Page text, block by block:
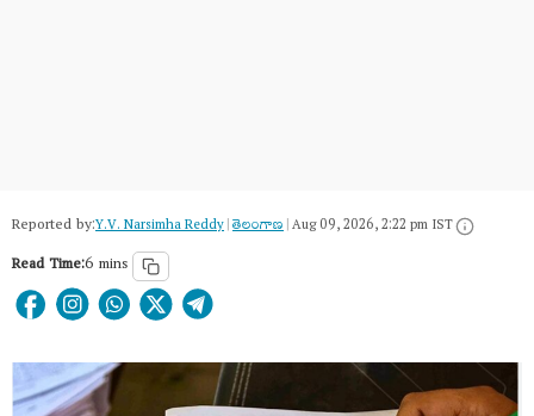
Reported by:Y.V. Narsimha Reddy|తెలంగాణ‌|Aug 09, 2026, 2:22 pm IST
Read Time:6 mins